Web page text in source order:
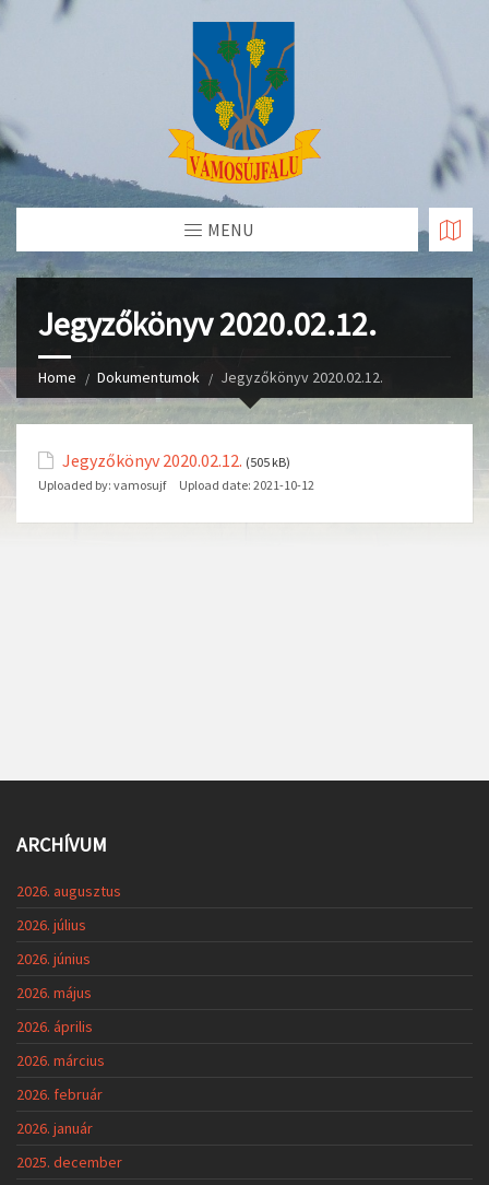
Skip
MENU
Jegyzőkönyv 2020.02.12.
Home Dokumentumok Jegyzőkönyv 2020.02.12.
Jegyzőkönyv 2020.02.12. (505 kB)
Uploaded by: vamosujf Upload date: 2021-10-12
ARCHÍVUM
2026. augusztus
2026. július
2026. június
2026. május
2026. április
2026. március
2026. február
2026. január
2025. december